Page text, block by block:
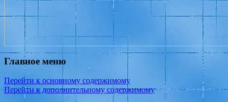
Главное меню
Перейти к основному содержимому
Перейти к дополнительному содержимому